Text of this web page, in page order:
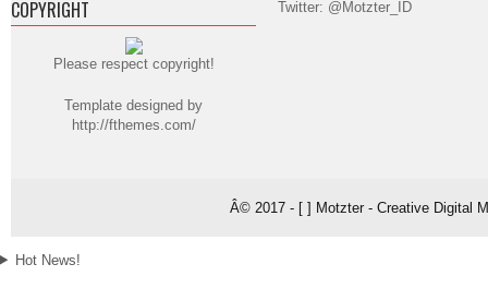
COPYRIGHT
Please respect copyright!
Template designed by
http://fthemes.com/
Twitter: @Motzter_ID
Â© 2017 - [ ] Motzter - Creative Digital
Hot News!